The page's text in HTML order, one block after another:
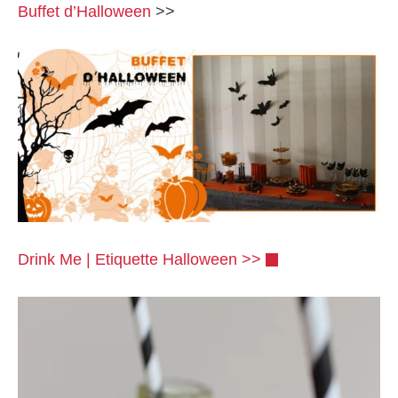
Buffet d’Halloween >>
Drink Me | Etiquette Halloween >>